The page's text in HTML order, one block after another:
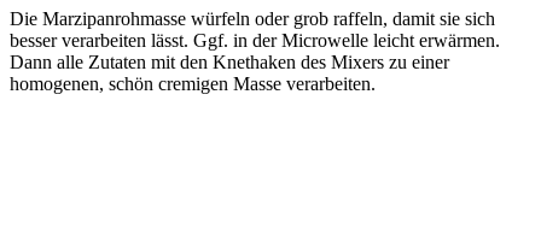
Die Marzipanrohmasse würfeln oder grob raffeln, damit sie sich
besser verarbeiten lässt. Ggf. in der Microwelle leicht erwärmen.
Dann alle Zutaten mit den Knethaken des Mixers zu einer
homogenen, schön cremigen Masse verarbeiten.